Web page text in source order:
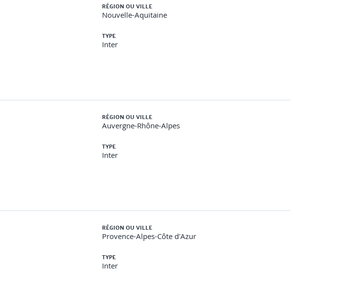
RÉGION OU VILLE
Nouvelle-Aquitaine
TYPE
Inter
RÉGION OU VILLE
Auvergne-Rhône-Alpes
TYPE
Inter
RÉGION OU VILLE
Provence-Alpes-Côte d'Azur
TYPE
Inter